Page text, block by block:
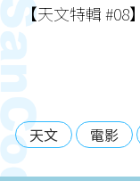
【天文特輯 #08
天文 電影